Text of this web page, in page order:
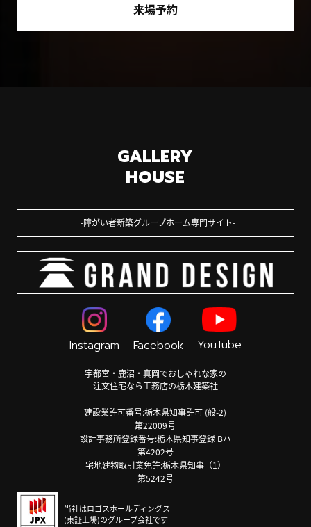
来場予約
GALLERY
HOUSE
障がい者新築グループホーム専門サイト
Instagram Facebook YouTube
宇都宮・鹿沼・真岡でおしゃれな家の
注文住宅なら工務店の栃木建築社
建設業許可番号:栃木県知事許可 (般-2)
第22009号
設計事務所登録番号:栃木県知事登録 Bハ
第4202号
宅地建物取引業免許:栃木県知事（1）
第5242号
当社はロゴスホールディングス
(東証上場)のグループ会社です